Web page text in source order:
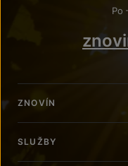
Po
ZNOVÍN
SLUŽBY